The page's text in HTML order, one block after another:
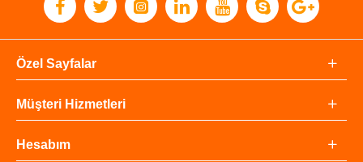
Özel Sayfalar
Müşteri Hizmetleri
Hesabım